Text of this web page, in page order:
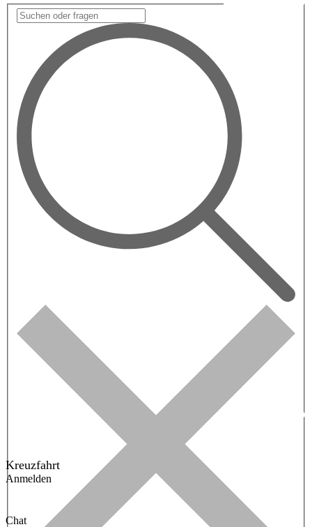
Kreuzfahrt
Anmelden
Chat